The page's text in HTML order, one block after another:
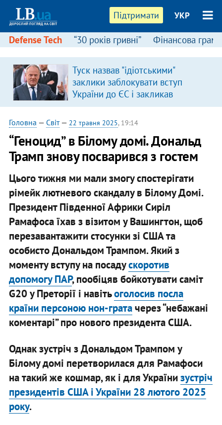
Підтримати УКР
Defense Tech “30 років гривні” Фінансова
Туск назвав "ідіотськими"
заклики заблокувати вступ
України до ЄС і закликав
припинити антиукраїнську
риторику
Головна — Світ— 22 травня 2025, 19:14
“Геноцид” в Білому домі. Дональд
Трамп знову посварився з гостем
Цього тижня ми мали змогу спостерігати
рімейк лютневого скандалу в Білому Домі.
Президент Південної Африки Сиріл
Рамафоса їхав з візитом у Вашингтон, щоб
перезавантажити стосунки зі США та
особисто Дональдом Трампом. Який з
моменту вступу на посадускоротив
допомогу ПАР, пообіцяв бойкотувати саміт
G20 у Преторії і навітьоголосив посла
країни персоною нон-гратачерез “небажані
коментарі” про нового президента США.
Однак зустріч з Дональдом Трампом у
Білому домі перетворилася для Рамафоси
на такий же кошмар, як і для Українизустріч
президентів США і України 28 лютого 2025
року.